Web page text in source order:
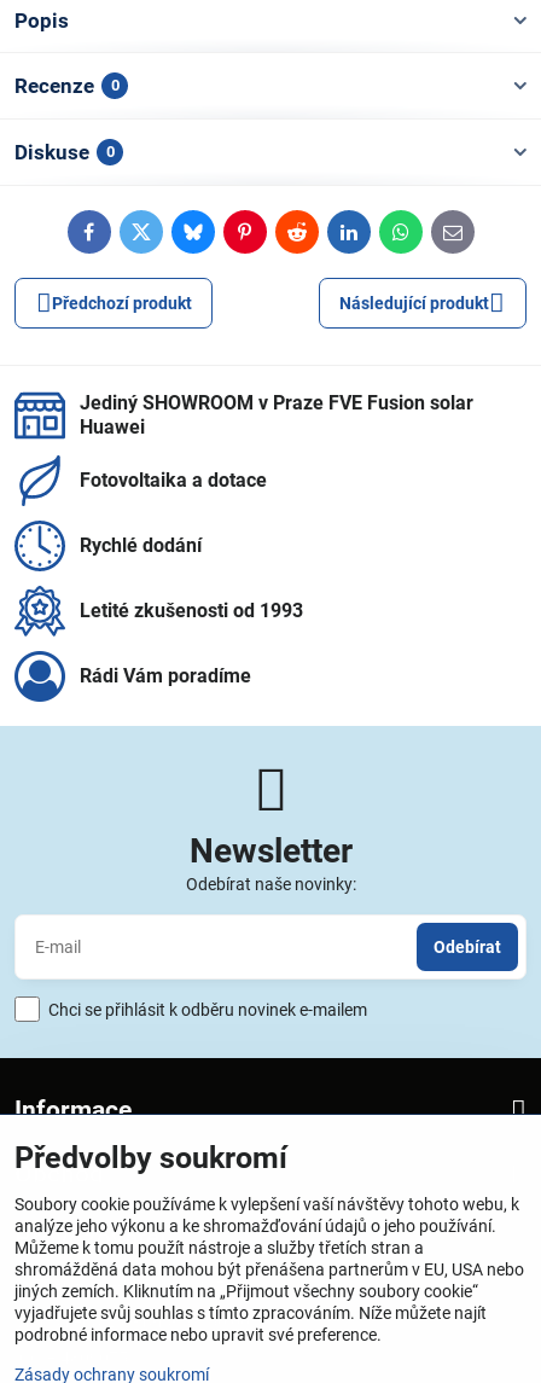
Popis
Recenze 0
Diskuse 0
FacebookTwitterBlueskyPinterestRedditLinkedInWhatsApp
E-
mail
Předchozí produkt Následující produkt
Jediný SHOWROOM v Praze FVE Fusion solar
Huawei
Fotovoltaika a dotace
Rychlé dodání
Letité zkušenosti od 1993
Rádi Vám poradíme
Newsletter
Odebírat naše novinky:
Odebírat
Chci se přihlásit k odběru novinek e-mailem
Informace
Obchod
Provozovatel
SATTECH one-Miroslav Dražil
Vrchlického 25, Praha 5, 150 00
Předvolby soukromí
Soubory cookie používáme k vylepšení vaší návštěvy tohoto webu, k
analýze jeho výkonu a ke shromažďování údajů o jeho používání.
Můžeme k tomu použít nástroje a služby třetích stran a
shromážděná data mohou být přenášena partnerům v EU, USA nebo
jiných zemích. Kliknutím na „Přijmout všechny soubory cookie“
vyjadřujete svůj souhlas s tímto zpracováním. Níže můžete najít
podrobné informace nebo upravit své preference.
Zásady ochrany soukromí